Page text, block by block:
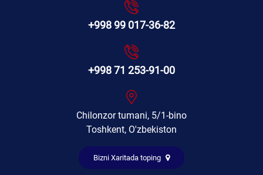
+998 99 017-36-82
+998 71 253-91-00
Chilonzor tumani, 5/1-bino
Toshkent, O'zbekiston
Bizni Xaritada toping